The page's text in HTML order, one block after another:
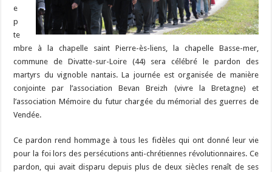
e
p
te
mbre à la chapelle saint Pierre-ès-liens, la chapelle Basse-mer,
commune de Divatte-sur-Loire (44) sera célébré le pardon des
martyrs du vignoble nantais. La journée est organisée de manière
conjointe par l’association Bevan Breizh (vivre la Bretagne) et
l’association Mémoire du futur chargée du mémorial des guerres de
Vendée.
Ce pardon rend hommage à tous les fidèles qui ont donné leur vie
pour la foi lors des persécutions anti-chrétiennes révolutionnaires. Ce
pardon, qui avait disparu depuis plus de deux siècles renaît de ses